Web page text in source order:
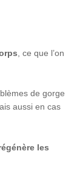
, ce que l’on
de gorge
aussi en cas
les